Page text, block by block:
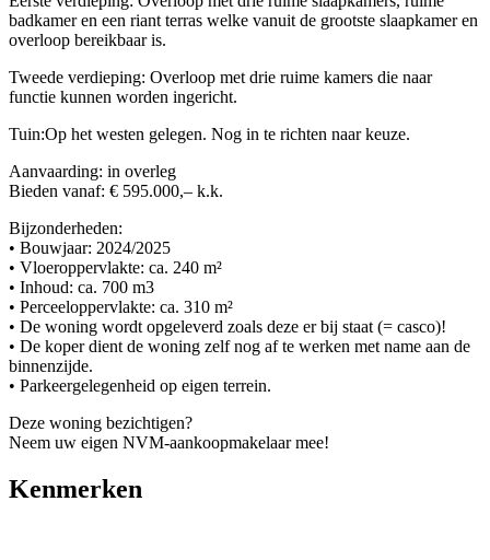
badkamer en een riant terras welke vanuit de grootste slaapkamer en
overloop bereikbaar is.
Tweede verdieping: Overloop met drie ruime kamers die naar
functie kunnen worden ingericht.
Tuin:Op het westen gelegen. Nog in te richten naar keuze.
Aanvaarding: in overleg
Bieden vanaf: € 595.000,– k.k.
Bijzonderheden:
• Bouwjaar: 2024/2025
• Vloeroppervlakte: ca. 240 m²
• Inhoud: ca. 700 m3
• Perceeloppervlakte: ca. 310 m²
• De woning wordt opgeleverd zoals deze er bij staat (= casco)!
• De koper dient de woning zelf nog af te werken met name aan de
binnenzijde.
• Parkeergelegenheid op eigen terrein.
Deze woning bezichtigen?
Neem uw eigen NVM-aankoopmakelaar mee!
Kenmerken